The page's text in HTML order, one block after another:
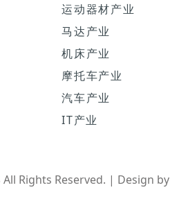
运动器材产业
马达产业
机床产业
摩托车产业
汽车产业
IT产业
Rights Reserved. | Design by